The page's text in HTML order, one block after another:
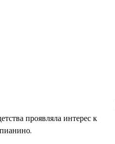
проявляла интерес к